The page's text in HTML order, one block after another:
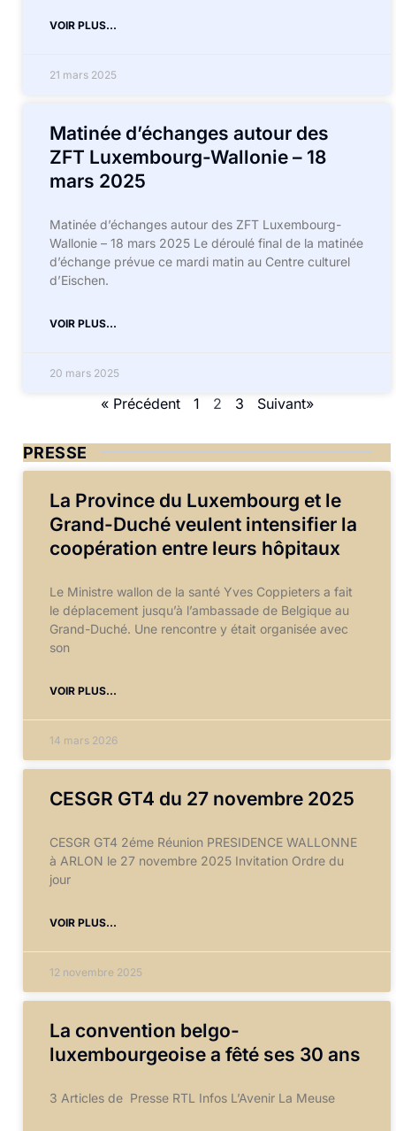
VOIR PLUS...
21 mars 2025
Matinée d’échanges autour des
ZFT Luxembourg-Wallonie – 18
mars 2025
Matinée d’échanges autour des ZFT Luxembourg-
Wallonie – 18 mars 2025 Le déroulé final de la matinée
d’échange prévue ce mardi matin au Centre culturel
d’Eischen.
VOIR PLUS...
20 mars 2025
« Précédent 1 2 3 Suivant»
PRESSE
La Province du Luxembourg et le
Grand-Duché veulent intensifier la
coopération entre leurs hôpitaux
Le Ministre wallon de la santé Yves Coppieters a fait
le déplacement jusqu’à l’ambassade de Belgique au
Grand-Duché. Une rencontre y était organisée avec
son
VOIR PLUS...
14 mars 2026
CESGR GT4 du 27 novembre 2025
CESGR GT4 2éme Réunion PRESIDENCE WALLONNE
à ARLON le 27 novembre 2025 Invitation Ordre du
jour
VOIR PLUS...
12 novembre 2025
La convention belgo-
luxembourgeoise a fêté ses 30 ans
3 Articles de Presse RTL Infos L’Avenir La Meuse